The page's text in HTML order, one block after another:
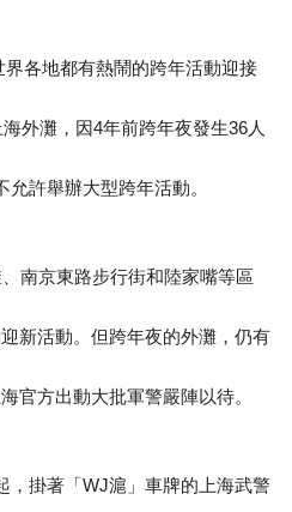
各地都有熱鬧的跨年活動迎接
外灘，因4年前跨年夜發生36人
許舉辦大型跨年活動。
南京東路步行街和陸家嘴等區
新活動。但跨年夜的外灘，仍有
官方出動大批軍警嚴陣以待。
，掛著「WJ滬」車牌的上海武警